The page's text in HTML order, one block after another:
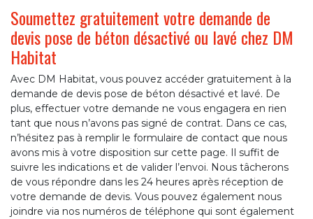
Soumettez gratuitement votre demande de
devis pose de béton désactivé ou lavé chez DM
Habitat
Avec DM Habitat, vous pouvez accéder gratuitement à la
demande de devis pose de béton désactivé et lavé. De
plus, effectuer votre demande ne vous engagera en rien
tant que nous n’avons pas signé de contrat. Dans ce cas,
n’hésitez pas à remplir le formulaire de contact que nous
avons mis à votre disposition sur cette page. Il suffit de
suivre les indications et de valider l’envoi. Nous tâcherons
de vous répondre dans les 24 heures après réception de
votre demande de devis. Vous pouvez également nous
joindre via nos numéros de téléphone qui sont également